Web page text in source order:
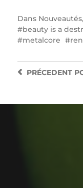
Dans Nouveautés,
beauty is a
metalcore
PRÉCEDENT